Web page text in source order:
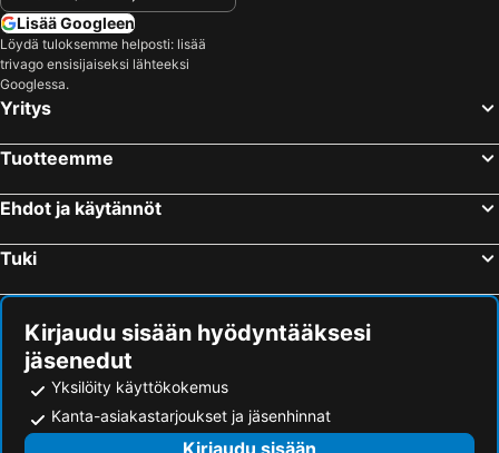
Lisää Googleen
Löydä tuloksemme helposti: lisää
trivago ensisijaiseksi lähteeksi
Googlessa.
Yritys
Tuotteemme
Ehdot ja käytännöt
Tuki
Kirjaudu sisään hyödyntääksesi
jäsenedut
Yksilöity käyttökokemus
Kanta-asiakastarjoukset ja jäsenhinnat